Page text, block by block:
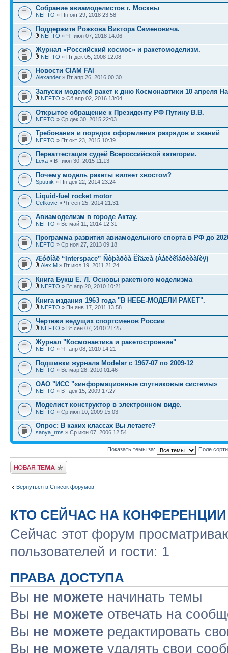
Собрание авиамоделистов г. Москвы
NEFTO » Пн окт 29, 2018 23:58
Поддержите Рожкова Виктора Семеновича.
NEFTO » Чт июн 07, 2018 14:06
Журнал «Российский космос» и ракетомоделизм.
NEFTO » Пт дек 05, 2008 12:08
Новости CIAM FAI
Alexander » Вт апр 26, 2016 00:30
Запуски моделей ракет к дню Космонавтики 10 апреля
NEFTO » Сб апр 02, 2016 13:04
Открытое обращение к Президенту РФ Путину В.В.
NEFTO » Ср дек 30, 2015 22:03
Требования и порядок оформления разрядов и званий
NEFTO » Пт окт 23, 2015 10:39
Переаттестация судей Всероссийской категории.
Lexa » Вт июн 30, 2015 11:13
Почему модель ракеты виляет хвостом?
Sputnik » Пн дек 22, 2014 23:24
Liquid-fuel rocket motor
Cetkovic » Чт сен 25, 2014 21:31
Авиамоделизм в городе Актау.
NEFTO » Вс май 11, 2014 12:31
Программа развития авиамодельного спорта в РФ до
NEFTO » Ср ноя 27, 2013 09:18
Æóðíàë “Interspace” Ñòþàðòà Ëîäæà (Âåëèêîáðèòàíèÿ)
Alex M » Вт июл 19, 2011 21:24
Книга Букш Е. Л. Основы ракетного моделизма
NEFTO » Вт апр 20, 2010 10:21
Книга издания 1963 года "В НЕБЕ-МОДЕЛИ РАКЕТ".
NEFTO » Пн янв 17, 2011 13:58
Чертежи ведущих спортсменов России
NEFTO » Вт сен 07, 2010 21:25
Журнал "Космонавтика и ракетостроение"
NEFTO » Чт апр 08, 2010 14:21
Подшивки журнала Modelar с 1967-07 по 2009-12
NEFTO » Вс мар 28, 2010 01:46
ОАО "ИСС "«информационные спутниковые системы»
NEFTO » Вт дек 15, 2009 17:27
Моделист конструктор в электронном виде.
NEFTO » Ср июн 10, 2009 15:03
Опрос: В каких классах Вы летаете?
sanya_rms » Ср июн 07, 2006 12:54
Показать темы за: Поле
Новая тема
Вернуться в Список форумов
КТО СЕЙЧАС НА КОНФЕРЕНЦИИ
Сейчас этот форум
пользователей и гости: 1
ПРАВА ДОСТУПА
Вы не можете начинать темы
Вы не можете отвечать на
Вы не можете редактировать
Вы не можете удалять свои